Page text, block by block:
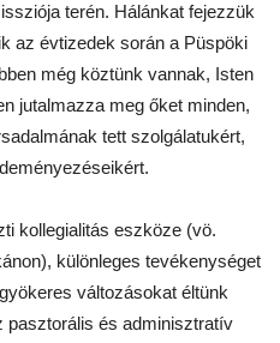
terén. Hálánkat fejezzük
az évtizedek során a Püspöki
még köztünk vannak, Isten
jutalmazza meg őket minden,
tett szolgálatukért,
kollegialitás eszköze (vö.
különleges tevékenységet
változásokat éltünk
pasztorális és adminisztratív